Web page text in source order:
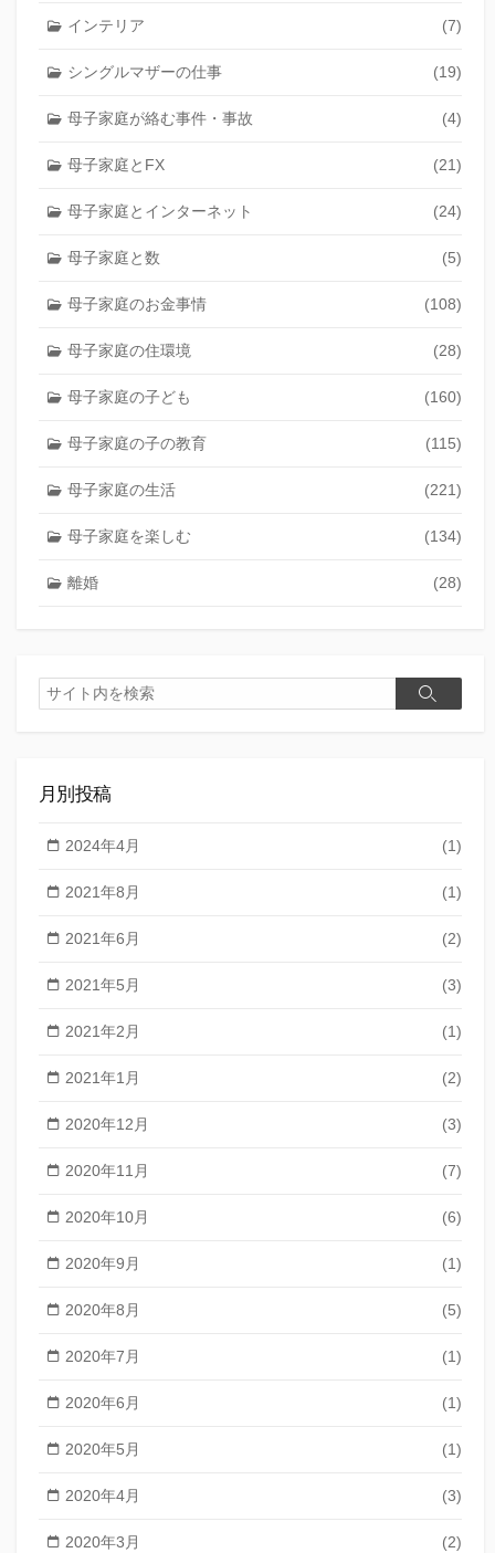
インテリア (7)
シングルマザーの仕事 (19)
母子家庭が絡む事件・事故 (4)
母子家庭とFX (21)
母子家庭とインターネット (24)
母子家庭と数 (5)
母子家庭のお金事情 (108)
母子家庭の住環境 (28)
母子家庭の子ども (160)
母子家庭の子の教育 (115)
母子家庭の生活 (221)
母子家庭を楽しむ (134)
離婚 (28)
検
索
検
月別投稿
2024年4月 (1)
2021年8月 (1)
2021年6月 (2)
2021年5月 (3)
2021年2月 (1)
2021年1月 (2)
2020年12月 (3)
2020年11月 (7)
2020年10月 (6)
2020年9月 (1)
2020年8月 (5)
2020年7月 (1)
2020年6月 (1)
2020年5月 (1)
2020年4月 (3)
2020年3月 (2)